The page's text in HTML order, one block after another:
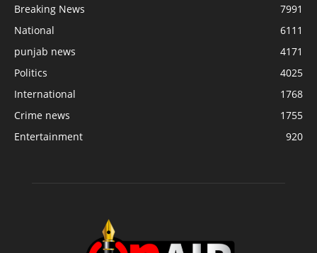
Breaking News
7991
National
6111
punjab news
4171
Politics
4025
International
1768
Crime news
1755
Entertainment
920